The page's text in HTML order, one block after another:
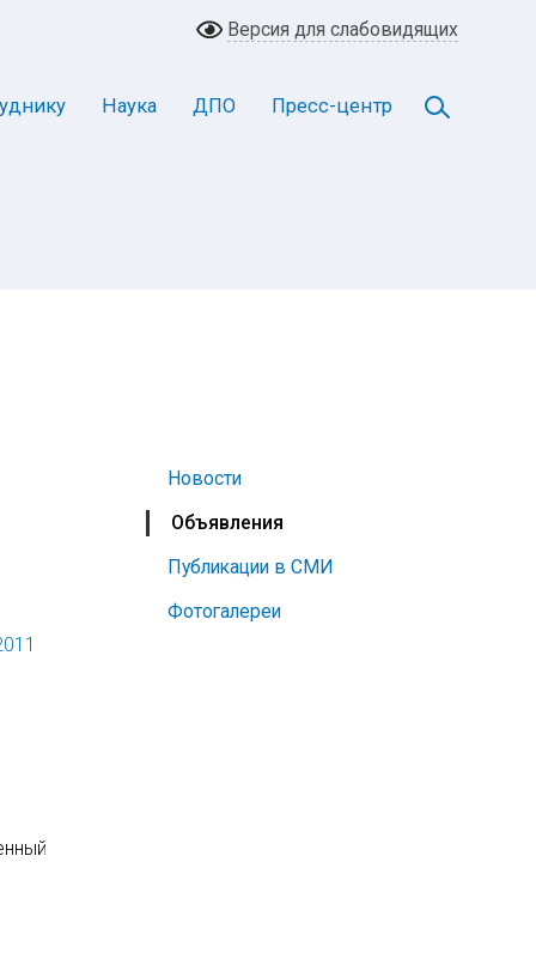
Версия для слабовидящих
Наука ДПО Пресс-центр
Новости
Объявления
Публикации в СМИ
Фотогалереи